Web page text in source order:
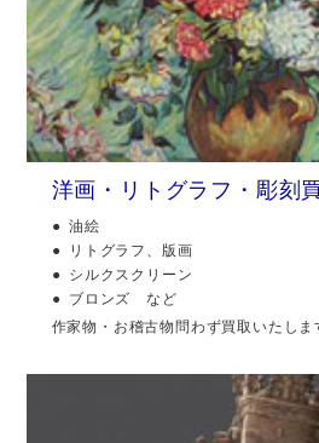
洋画・リトグラフ・彫刻
油絵
リトグラフ、版画
シルクスクリーン
ブロンズ など
作家物・お稽古物問わず買取いたしま